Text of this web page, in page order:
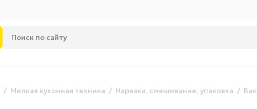
Мелкая кухонная техника Нарезка, смешивание, упаковка